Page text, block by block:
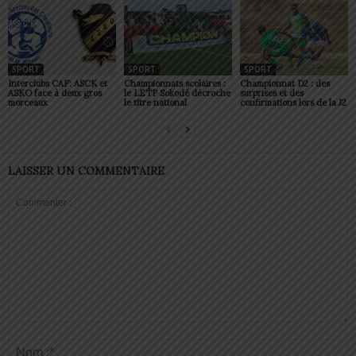
SPORT
Interclubs CAF: ASCK et
ASKO face à deux gros
morceaux
SPORT
Championnats scolaires :
le LETP Sokodé décroche
le titre national
SPORT
Championnat D2 : des
surprises et des
confirmations lors de la J2
LAISSER UN COMMENTAIRE